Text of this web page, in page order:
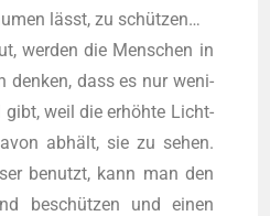
lässt, zu schüt­zen…
wer­den die Men­schen in
den­ken, dass es nur weni­
gibt, weil die erhöh­te Licht­
abhält, sie zu sehen.
benutzt, kann man den
beschüt­zen und einen